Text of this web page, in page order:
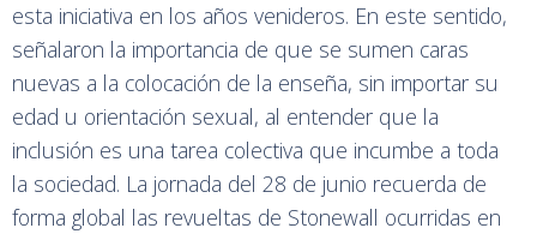
esta iniciativa en los años venideros. En este sentido,
señalaron la importancia de que se sumen caras
nuevas a la colocación de la enseña, sin importar su
edad u orientación sexual, al entender que la
inclusión es una tarea colectiva que incumbe a toda
la sociedad. La jornada del 28 de junio recuerda de
forma global las revueltas de Stonewall ocurridas en